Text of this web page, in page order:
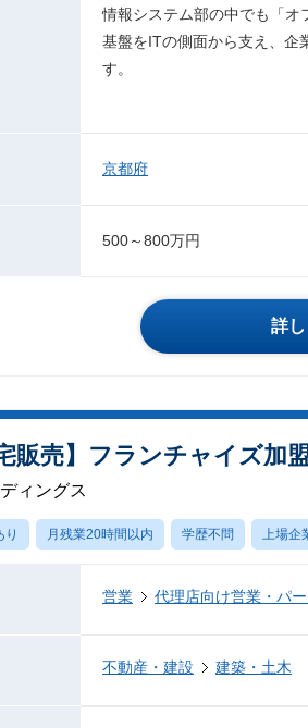
情報システム部の中でも「オ
基盤をITの側面から支え、企
す。
京都府
500～800万円
詳
販売】フランチャイズ加
ィングス
り 月残業20時間以内 学歴不問 上場企
営業 代理店向け営業・パ
不動産・建設 建築・土木